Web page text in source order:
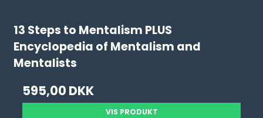
13 Steps to Mentalism PLUS
Encyclopedia of Mentalism and
Mentalists
595,00 DKK
VIS PRODUKT